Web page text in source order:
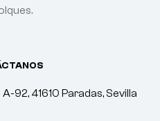
A-92, 41610 Paradas, Sevilla